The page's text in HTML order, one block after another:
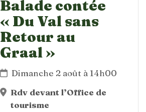
Balade contée
« Du Val sans
Retour au
Graal »
Dimanche 2 août à 14h00
Rdv devant l’Office de
tourisme